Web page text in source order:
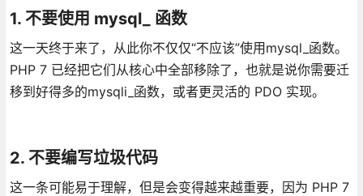
1. 不要使用 mysql_ 函数
这一天终于来了，从此你不仅仅“不应该”使用mysql_函数。
PHP 7 已经把它们从核心中全部移除了，也就是说你需要迁
移到好得多的mysqli_函数，或者更灵活的 PDO 实现。
2. 不要编写垃圾代码
这一条可能易于理解，但是会变得越来越重要，因为 PHP 7